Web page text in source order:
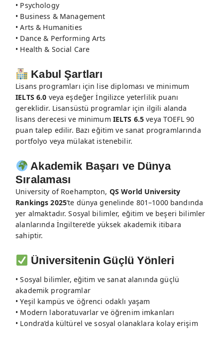
• Psychology
• Business & Management
• Arts & Humanities
• Dance & Performing Arts
• Health & Social Care
Kabul Şartları
Lisans programları için lise diploması ve minimum
IELTS 6.0 veya eşdeğer İngilizce yeterlilik puanı
gereklidir. Lisansüstü programlar için ilgili alanda
lisans derecesi ve minimum IELTS 6.5 veya TOEFL 90
puan talep edilir. Bazı eğitim ve sanat programlarında
portfolyo veya mülakat istenebilir.
Akademik Başarı ve Dünya
Sıralaması
University of Roehampton, QS World University
Rankings 2025’te dünya genelinde 801–1000 bandında
yer almaktadır. Sosyal bilimler, eğitim ve beşeri bilimler
alanlarında İngiltere’de yüksek akademik itibara
sahiptir.
Üniversitenin Güçlü Yönleri
• Sosyal bilimler, eğitim ve sanat alanında güçlü
akademik programlar
• Yeşil kampüs ve öğrenci odaklı yaşam
• Modern laboratuvarlar ve öğrenim imkanları
• Londra’da kültürel ve sosyal olanaklara kolay erişim